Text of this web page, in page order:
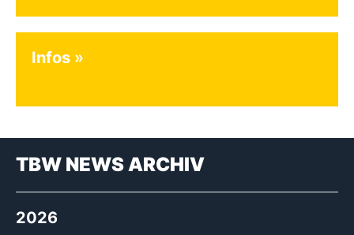
Infos
TBW NEWS ARCHIV
2026